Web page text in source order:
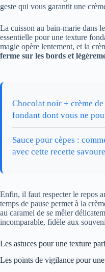
geste qui vous garantit une
La cuisson au bain-marie dans
essentielle pour une texture
magie opère lentement, et la
ferme sur les bords et
Chocolat noir + crème
fondant dont vous ne
Sauce pour cèpes :
avec cette recette
Enfin, il faut respecter le repos
temps de pause permet à la
au caramel de se mêler
incomparable, fidèle aux
Les astuces pour une texture
Les points de vigilance pour